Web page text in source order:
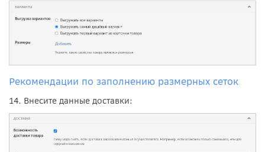
Рекомендации по заполнению размерных сеток
14. Внесите данные доставки: